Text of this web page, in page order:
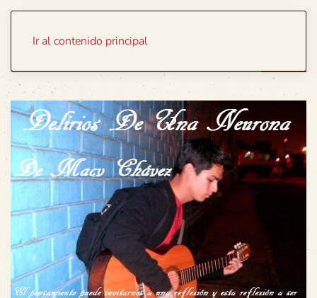
Ir al contenido principal